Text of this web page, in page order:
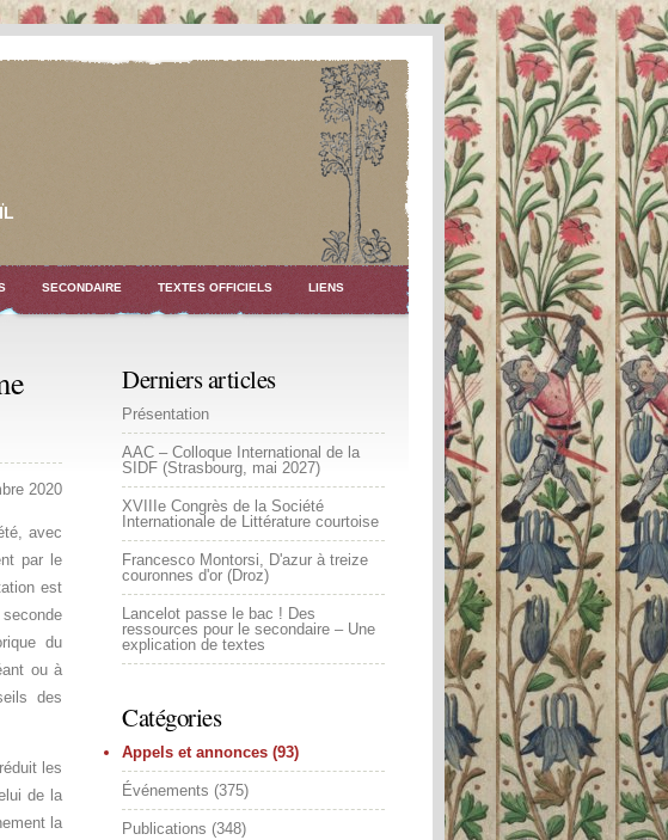
ÏL
SECONDAIRE TEXTES OFFICIELS LIENS
2020
avec
par le
est
du
ou à
des
les
de la
la
Derniers articles
Présentation
AAC – Colloque International de la
SIDF (Strasbourg, mai 2027)
XVIIIe Congrès de la Société
Internationale de Littérature courtoise
Francesco Montorsi, D'azur à treize
couronnes d'or (Droz)
Lancelot passe le bac ! Des
ressources pour le secondaire – Une
explication de textes
Catégories
Appels et annonces (93)
Événements (375)
Publications (348)